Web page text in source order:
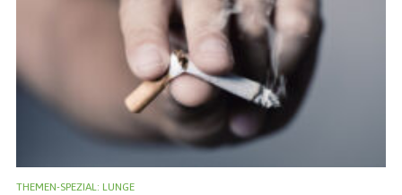
THEMEN-SPEZIAL: LUNGE